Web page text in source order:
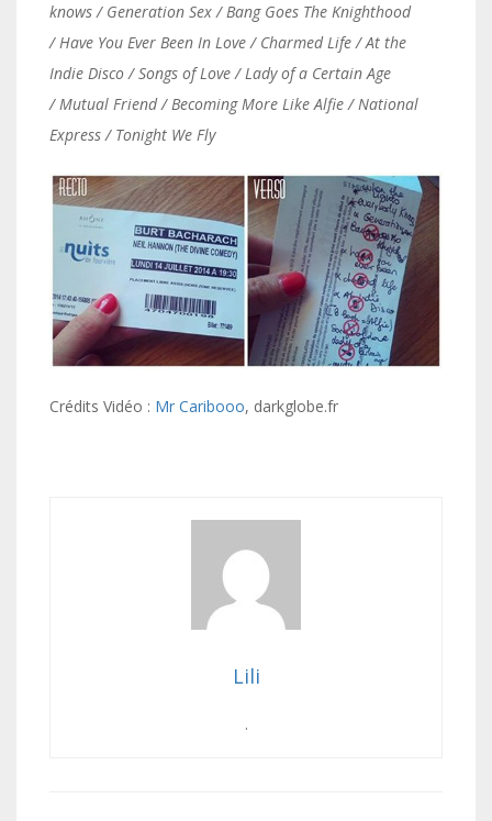
knows / Generation Sex / Bang Goes The Knighthood
/ Have You Ever Been In Love / Charmed Life / At the
Indie Disco / Songs of Love / Lady of a Certain Age
/ Mutual Friend / Becoming More Like Alfie / National
Express / Tonight We Fly
Crédits Vidéo : Mr Caribooo, darkglobe.fr
Lili
.